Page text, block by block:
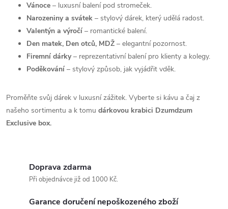
v
ý
Vánoce – luxusní balení pod stromeček.
Narozeniny a svátek – stylový dárek, který udělá radost.
Valentýn a výročí – romantické balení.
Den matek, Den otců, MDŽ – elegantní pozornost.
Firemní dárky– reprezentativní balení pro klienty a kolegy.
Poděkování – stylový způsob, jak vyjádřit vděk.
Proměňte svůj dárek v luxusní zážitek. Vyberte si kávu a čaj z
našeho sortimentu a k tomu dárkovou krabici Dzumdzum
Exclusive box.
Doprava zdarma
Při objednávce již od 1000 Kč.
Garance doručení nepoškozeného zboží